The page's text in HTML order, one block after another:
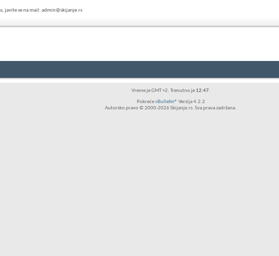
javite se na mail: admin@skijanje.rs
Vreme je GMT +2. Trenutno je 12:47.
PokrećevBulletin® Verzija 4.2.2
Autorsko pravo © 2000-2026 Skijanje.rs. Sva prava zadržana.